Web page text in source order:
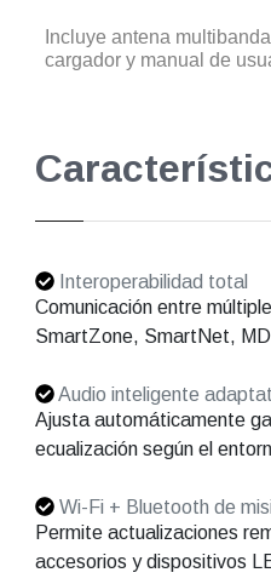
Incluye antena
cargador y manual de
Interoperabilidad total
Comunicación entre
SmartZone, SmartNet,
Audio inteligente
Ajusta automáticamente
ecualización según el
Wi-Fi + Bluetooth de
Permite actualizaciones
accesorios y dispositivos